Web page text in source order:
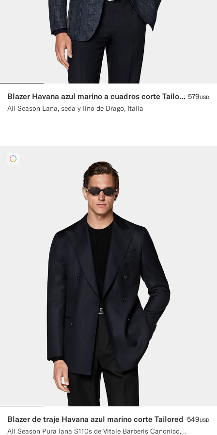
Blazer Havana azul marino a cuadros corte Tailored
All Season Lana, seda y lino de Drago, Italia
579USD
Blazer de traje Havana azul marino corte Tailored
All Season Pura lana S110s de Vitale Barberis Canonico, Italia
549USD